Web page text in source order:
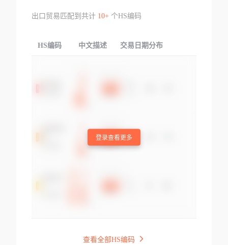
出口贸易匹配到共计 10+个HS编码
HS编码 中文描述 交易日期分布
登录查看更多
查看全部HS编码